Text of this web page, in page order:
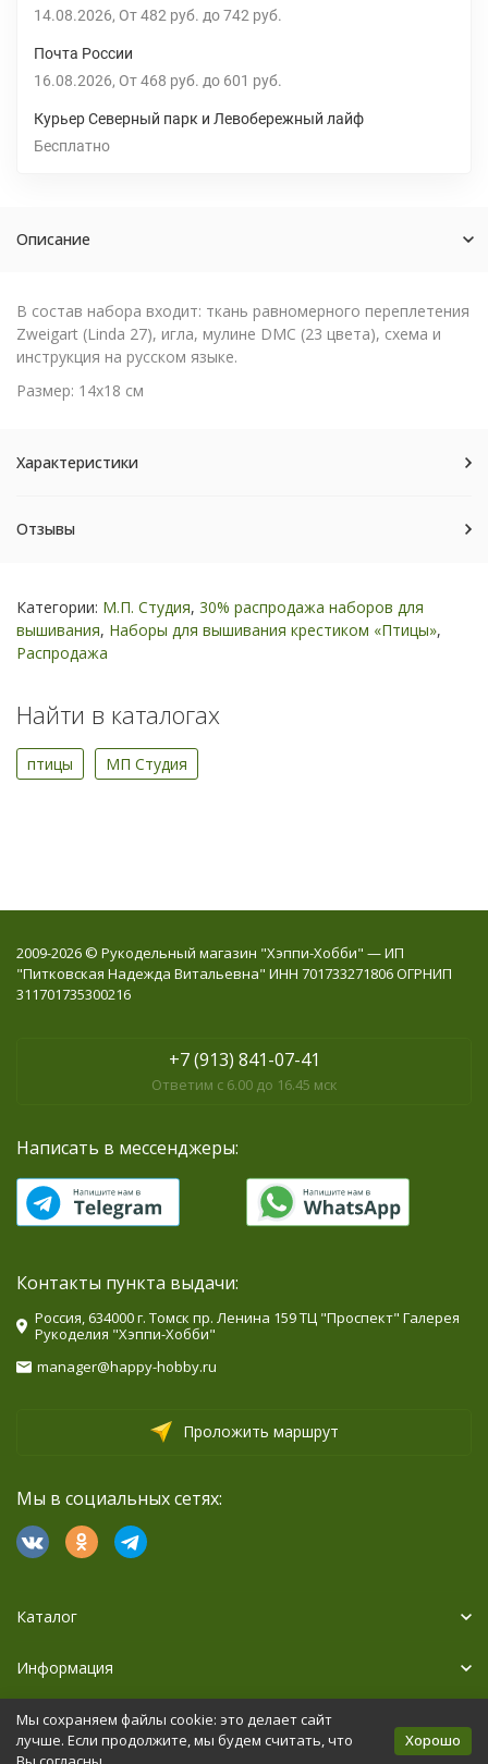
14.08.2026 От 482 руб. до 742 руб.
Почта России
16.08.2026 От 468 руб. до 601 руб.
Курьер Северный парк и Левобережный лайф
Бесплатно
Описание
В состав набора входит: ткань равномерного переплетения
Zweigart (Linda 27), игла, мулине DMC (23 цвета), схема и
инструкция на русском языке.
Размер: 14х18 см
Характеристики
Отзывы
Категории: М.П. Студия, 30% распродажа наборов для
вышивания, Наборы для вышивания крестиком «Птицы»,
Распродажа
Найти в каталогах
птицы МП Студия
2009-2026 © Рукодельный магазин "Хэппи-Хобби" — ИП
"Питковская Надежда Витальевна" ИНН 701733271806 ОГРНИП
311701735300216
+7 (913) 841-07-41
Ответим с 6.00 до 16.45 мск
Написать в мессенджеры:
Контакты пункта выдачи:
Россия, 634000 г. Томск пр. Ленина 159 ТЦ "Проспект" Галерея
Рукоделия "Хэппи-Хобби"
manager@happy-hobby.ru
Проложить маршрут
Мы в социальных сетях:
Каталог
Информация
Дополнительно
Мы сохраняем файлы cookie: это делает сайт
лучше. Если продолжите, мы будем считать, что
Хорошо